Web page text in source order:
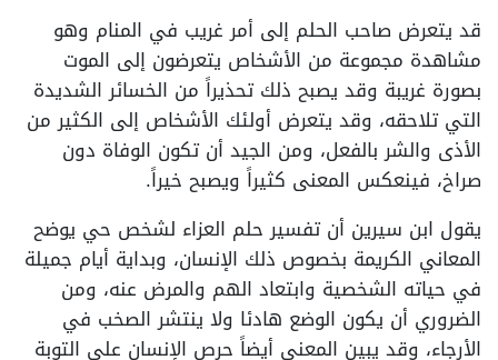
قد يتعرض صاحب الحلم إلى أمر غريب في المنام وهو
مشاهدة مجموعة من الأشخاص يتعرضون إلى الموت
بصورة غريبة وقد يصبح ذلك تحذيراً من الخسائر الشديدة
التي تلاحقه، وقد يتعرض أولئك الأشخاص إلى الكثير من
الأذى والشر بالفعل، ومن الجيد أن تكون الوفاة دون
صراخ، فينعكس المعنى كثيراً ويصبح خيراً.
يقول ابن سيرين أن تفسير حلم العزاء لشخص حي يوضح
المعاني الكريمة بخصوص ذلك الإنسان، وبداية أيام جميلة
في حياته الشخصية وابتعاد الهم والمرض عنه، ومن
الضروري أن يكون الوضع هادئا ولا ينتشر الصخب في
الأرجاء، وقد يبين المعنى أيضاً حرص الإنسان على التوبة